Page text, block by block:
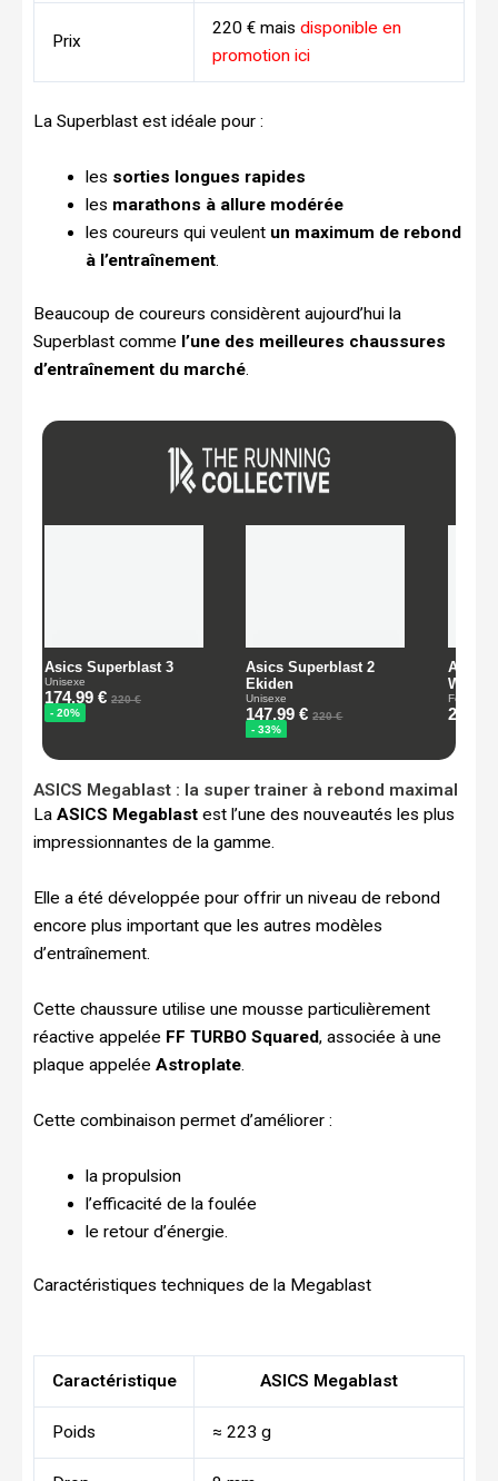
Prix
220 € mais disponible en
promotion ici
La Superblast est idéale pour :
les sorties longues rapides
les marathons à allure modérée
les coureurs qui veulent un maximum de rebond
à l’entraînement.
Beaucoup de coureurs considèrent aujourd’hui la
Superblast comme l’une des meilleures chaussures
d’entraînement du marché.
ASICS Megablast : la super trainer à rebond maximal
La ASICS Megablast est l’une des nouveautés les plus
impressionnantes de la gamme.
Elle a été développée pour offrir un niveau de rebond
encore plus important que les autres modèles
d’entraînement.
Cette chaussure utilise une mousse particulièrement
réactive appelée FF TURBO Squared, associée à une
plaque appelée Astroplate.
Cette combinaison permet d’améliorer :
la propulsion
l’efficacité de la foulée
le retour d’énergie.
Caractéristiques techniques de la Megablast
Caractéristique ASICS Megablast
Poids ≈ 223 g